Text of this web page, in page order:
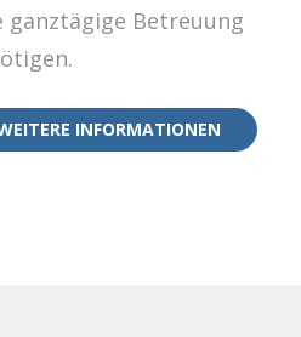
ganztägige Betreuung
INFORMATIONEN